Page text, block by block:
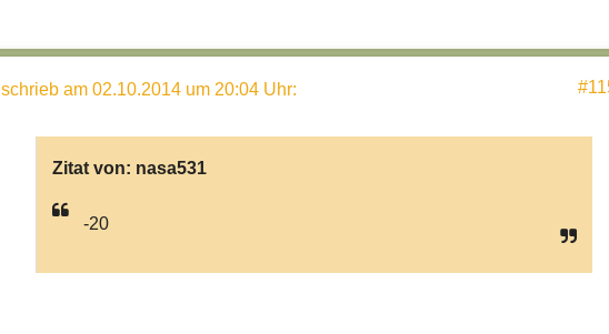
schrieb am 02.10.2014 um 20:04 Uhr:
Zitat von: nasa531
-20